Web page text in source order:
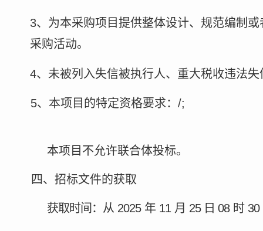
3、为本采购项目提供整体设计、规范编制
采购活动。
4、未被列入失信被执行人、重大税收违法失
5、本项目的特定资格要求：/;
本项目 不允许联合体投标。
四、招标文件的获取
获取时间：从 2025 年 11 月 25 日 08 时 30